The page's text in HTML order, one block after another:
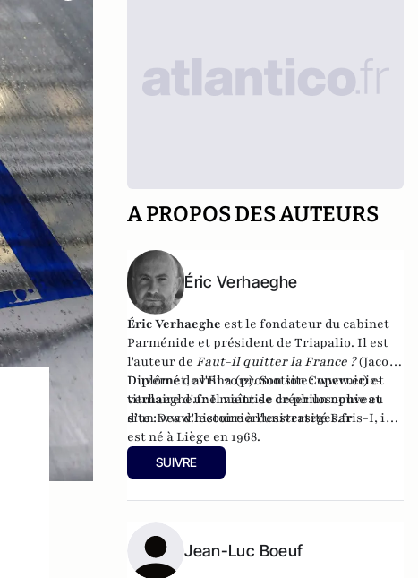
A PROPOS DES AUTEURS
Éric Verhaeghe
Éric Verhaeghe est le fondateur du cabinet
Parménide et président deTriapalio. Il est
l'auteur de Faut-il quitter la France ?(Jacob-
Duvernet, avril 2012). Son site :www.eric-
verhaeghe.frIl vient de créer un nouveau
site :www.lecourrierdesstrateges.fr
Diplômé de l'Ena (promotion Copernic) et
titulaire d'une maîtrise de philosophie et
d'un Dea d'histoire à l'université Paris-I, il
est né à Liège en 1968.
SUIVRE
Jean-Luc Boeuf